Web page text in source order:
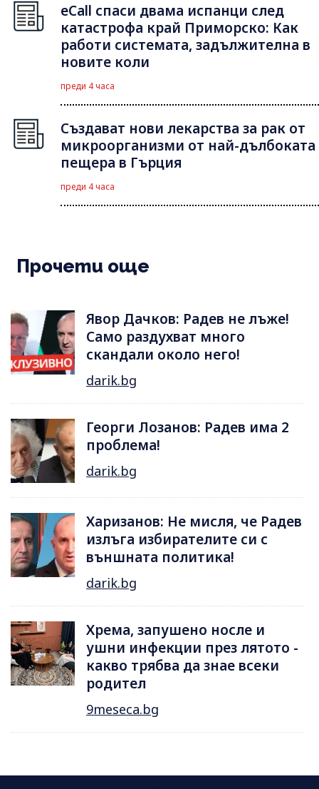
eCall спаси двама испанци след
катастрофа край Приморско: Как
работи системата, задължителна в
новите коли
преди 4 часа
Създават нови лекарства за рак от
микроорганизми от най-дълбоката
пещера в Гърция
преди 4 часа
Прочети още
Явор Дачков: Радев не лъже!
Само раздухват много
скандали около него!
darik.bg
Георги Лозанов: Радев има 2
проблема!
darik.bg
Харизанов: Не мисля, че Радев
излъга избирателите си с
външната политика!
darik.bg
Хрема, запушено носле и
ушни инфекции през лятотo -
какво трябва да знае всеки
родител
9meseca.bg